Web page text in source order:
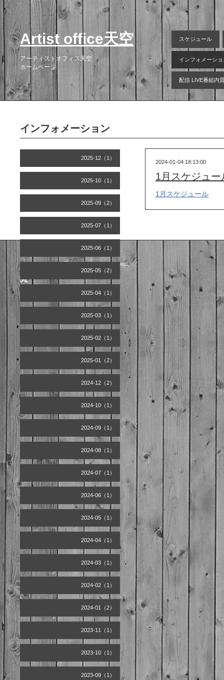
Artist office天空
アーティストオフィス天空
ホームページ
スケジュール
インフォメーショ
配信 LIVE番組内
2025-12（1）
2025-10（1）
2025-09（2）
2025-07（1）
2025-06（1）
2025-05（2）
2025-04（1）
2025-03（1）
2025-02（1）
2025-01（2）
2024-12（2）
2024-10（1）
2024-09（1）
2024-08（1）
2024-07（1）
2024-06（1）
2024-05（1）
2024-04（1）
2024-03（1）
2024-02（1）
2024-01（2）
2023-11（1）
2023-10（1）
2023-09（1）
インフォメーション
2024-01-04 18:13:00
1月スケジュ
1月スケジュール
©2026Artist office天空. All Rights Reserved.